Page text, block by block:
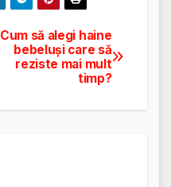
Cum să alegi haine
bebeluși care să
reziste mai mult
timp?